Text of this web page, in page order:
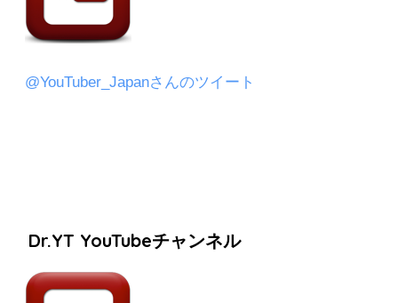
@YouTuber_Japanさんのツイート
Dr.YT YouTubeチャンネル